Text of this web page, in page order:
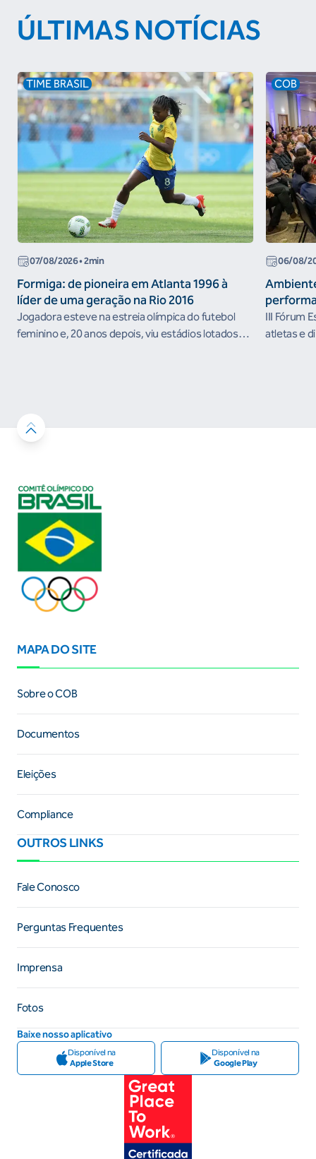
ÚLTIMAS NOTÍCIAS
TIME BRASIL
07/08/2026• 2min
Formiga: de pioneira em Atlanta 1996 à
líder de uma geração na Rio 2016
Jogadora esteve na estreia olímpica do futebol
feminino e, 20 anos depois, viu estádios lotados
COB
06/08/
III Fórum
atletas e
MAPA DO SITE
Sobre o COB
Documentos
Eleições
Compliance
OUTROS LINKS
Fale Conosco
Perguntas Frequentes
Imprensa
Fotos
Baixe nosso aplicativo
Disponível na
Apple Store
Disponível na
Google Play